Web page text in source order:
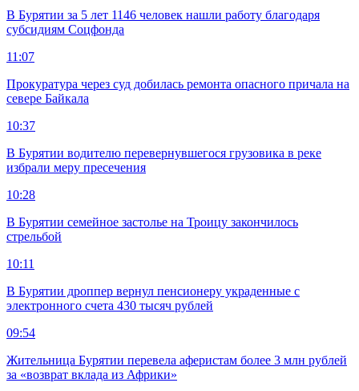
В Бурятии за 5 лет 1146 человек нашли работу благодаря
субсидиям Соцфонда
11:07
Прокуратура через суд добилась ремонта опасного причала на
севере Байкала
10:37
В Бурятии водителю перевернувшегося грузовика в реке
избрали меру пресечения
10:28
В Бурятии семейное застолье на Троицу закончилось
стрельбой
10:11
В Бурятии дроппер вернул пенсионеру украденные с
электронного счета 430 тысяч рублей
09:54
Жительница Бурятии перевела аферистам более 3 млн рублей
за «возврат вклада из Африки»